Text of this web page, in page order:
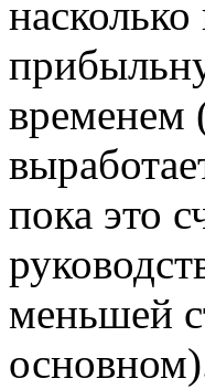
временем
пока это
меньшей